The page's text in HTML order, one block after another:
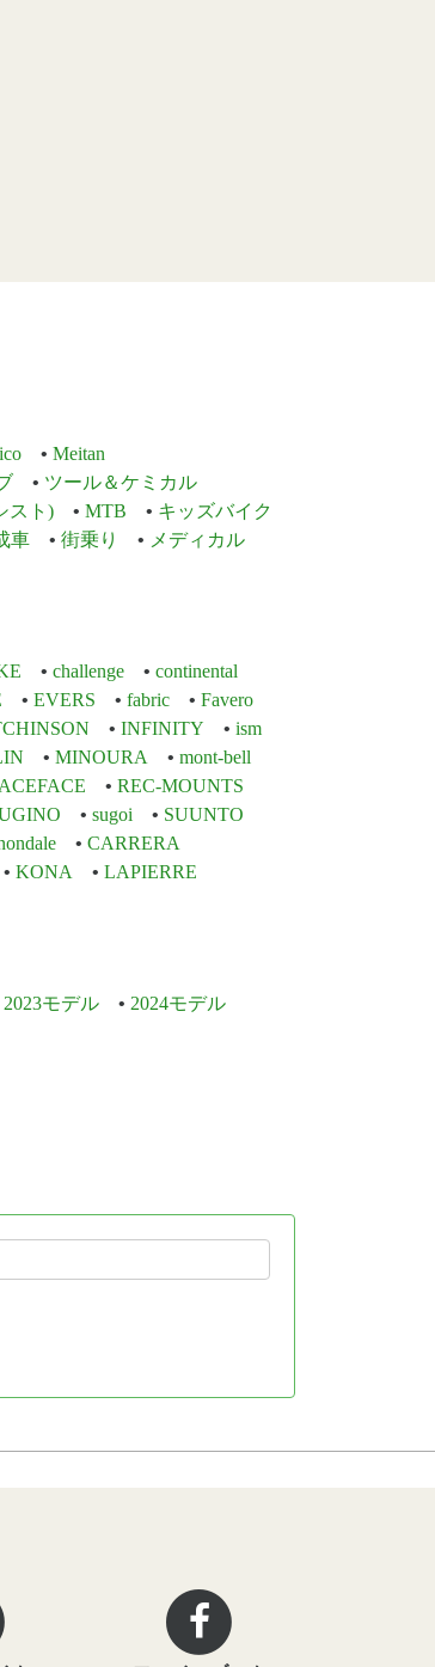
Meitan
ツール＆ケミカル
スト) MTB
キッズバイク
車 街乗り
メディカル
challenge
continental
EVERS fabric
Favero
INFINITY
ism
MINOURA
mont-bell
REC-MOUNTS
sugoi
SUUNTO
CARRERA
KONA
LAPIERRE
2023モデル
2024モデル